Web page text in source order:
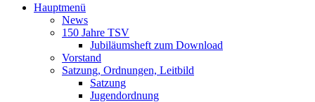
Hauptmenü
News
150 Jahre TSV
Jubiläumsheft zum Download
Vorstand
Satzung, Ordnungen, Leitbild
Satzung
Jugendordnung